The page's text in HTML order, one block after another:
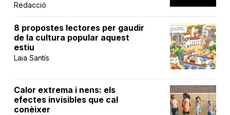
Redacció
8 propostes lectores per gaudir
de la cultura popular aquest
estiu
Laia Santís
Calor extrema i nens: els
efectes invisibles que cal
conèixer